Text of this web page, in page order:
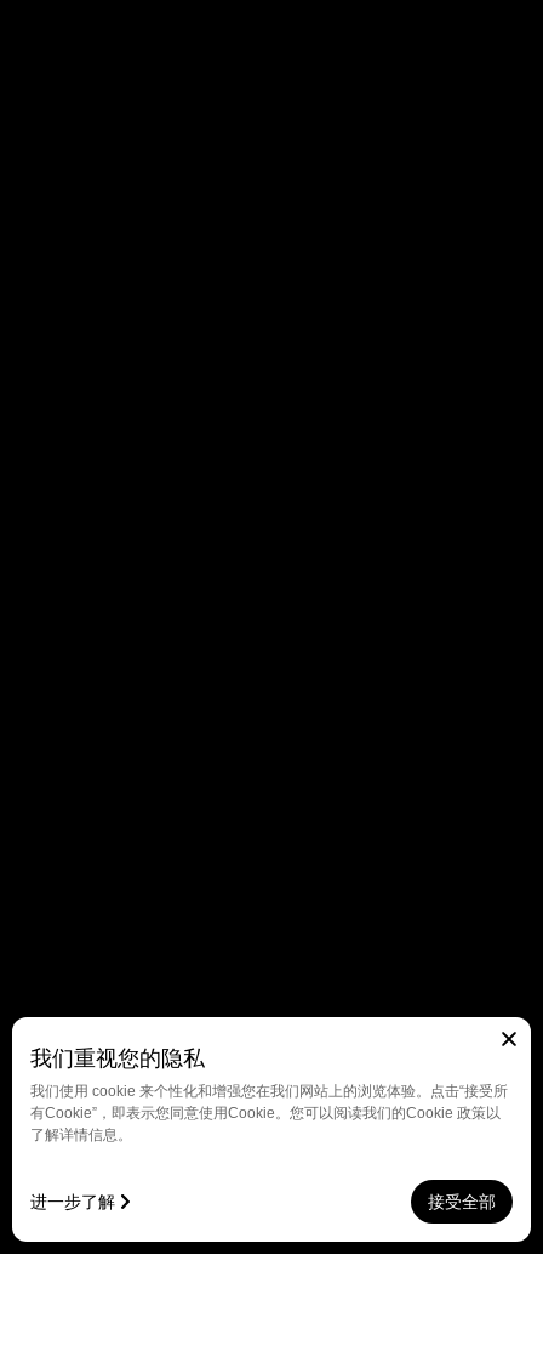
我们重视您的隐私
我们使用 cookie 来个性化和增强您在我们网站上的浏览体验。点击“接受所
有Cookie”，即表示您同意使用Cookie。您可以阅读我们的Cookie 政策以
了解详情信息。
进一步了解 接受全部